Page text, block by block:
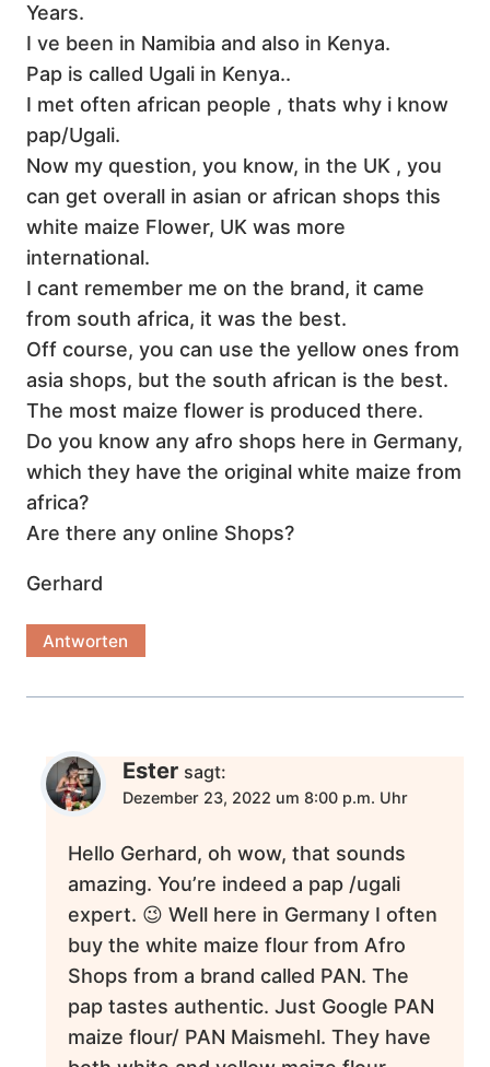
Years.
I ve been in Namibia and also in Kenya.
Pap is called Ugali in Kenya..
I met often african people , thats why i know
pap/Ugali.
Now my question, you know, in the UK , you
can get overall in asian or african shops this
white maize Flower, UK was more
international.
I cant remember me on the brand, it came
from south africa, it was the best.
Off course, you can use the yellow ones from
asia shops, but the south african is the best.
The most maize flower is produced there.
Do you know any afro shops here in Germany,
which they have the original white maize from
africa?
Are there any online Shops?
Gerhard
Antworten
Ester sagt:
Dezember 23, 2022 um 8:00 p.m. Uhr
Hello Gerhard, oh wow, that sounds
amazing. You’re indeed a pap /ugali
expert. 😉 Well here in Germany I often
buy the white maize flour from Afro
Shops from a brand called PAN. The
pap tastes authentic. Just Google PAN
maize flour/ PAN Maismehl. They have